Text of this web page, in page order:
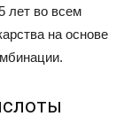
лет во всем
на основе